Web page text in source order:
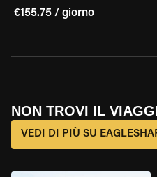
€155.75 / giorno
NON TROVI IL
VEDI DI PIÙ SU